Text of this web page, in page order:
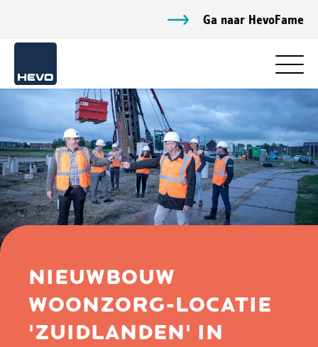
Ga naar HevoFame
NIEUWBOUW
WOONZORG-LOCATIE
'ZUIDLANDEN' IN